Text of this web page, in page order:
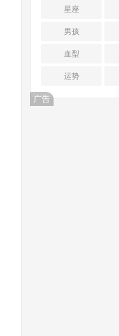
星座
男孩
血型
运势
广告